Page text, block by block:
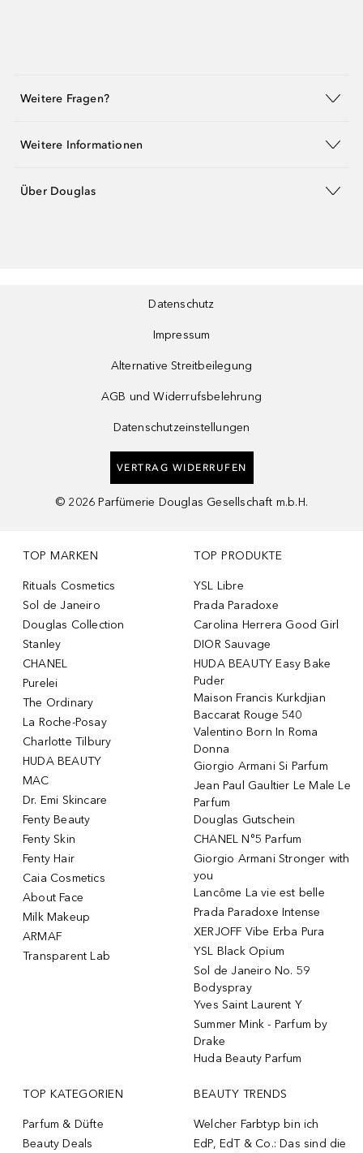
Weitere Fragen?
Weitere Informationen
Über Douglas
Datenschutz
Impressum
Alternative Streitbeilegung
AGB und Widerrufsbelehrung
Datenschutzeinstellungen
VERTRAG WIDERRUFEN
© 2026 Parfümerie Douglas Gesellschaft m.b.H.
TOP MARKEN
Rituals Cosmetics
Sol de Janeiro
Douglas Collection
Stanley
CHANEL
Purelei
The Ordinary
La Roche-Posay
Charlotte Tilbury
HUDA BEAUTY
MAC
Dr. Emi Skincare
Fenty Beauty
Fenty Skin
Fenty Hair
Caia Cosmetics
About Face
Milk Makeup
ARMAF
Transparent Lab
TOP PRODUKTE
YSL Libre
Prada Paradoxe
Carolina Herrera Good Girl
DIOR Sauvage
HUDA BEAUTY Easy Bake
Puder
Maison Francis Kurkdjian
Baccarat Rouge 540
Valentino Born In Roma
Donna
Giorgio Armani Si Parfum
Jean Paul Gaultier Le Male Le
Parfum
Douglas Gutschein
CHANEL N°5 Parfum
Giorgio Armani Stronger with
you
Lancôme La vie est belle
Prada Paradoxe Intense
XERJOFF Vibe Erba Pura
YSL Black Opium
Sol de Janeiro No. 59
Bodyspray
Yves Saint Laurent Y
Summer Mink - Parfum by
Drake
Huda Beauty Parfum
TOP KATEGORIEN
Parfum & Düfte
Beauty Deals
BEAUTY TRENDS
Welcher Farbtyp bin ich
EdP, EdT & Co.: Das sind die